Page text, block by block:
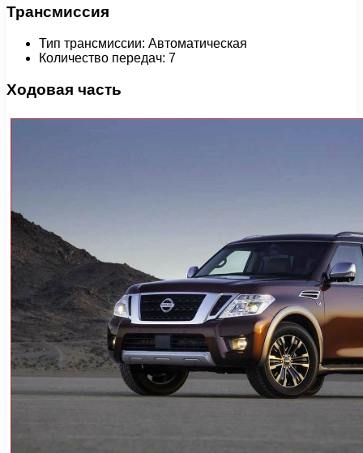
Трансмиссия
Тип трансмиссии: Автоматическая
Количество передач: 7
Ходовая часть